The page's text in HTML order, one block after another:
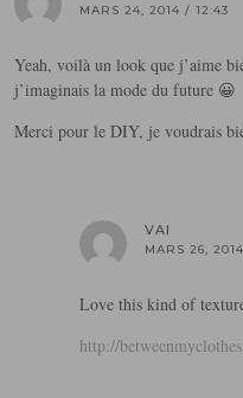
MARS 24, 2014 / 12:43
Yeah, voilà un look que j’aime
j’imaginais la mode du future 😀
Merci pour le DIY, je voudrais
VAI
MARS 26,
Love this kind of
http://